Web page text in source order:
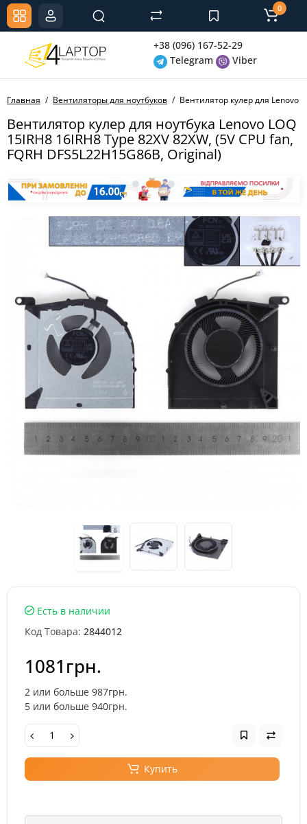
+38 (096) 167-52-29
Telegram
Viber
0
Главная Вентиляторы для ноутбуков Вентилятор кулер для Lenovo
Вентилятор кулер для ноутбука Lenovo LOQ
15IRH8 16IRH8 Type 82XV 82XW, (5V CPU fan,
FQRH DFS5L22H15G86B, Original)
Есть в наличии
Код Товара: 2844012
1081грн.
2 или больше 987грн.
5 или больше 940грн.
Купить